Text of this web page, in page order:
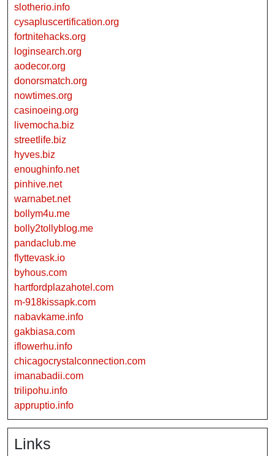
slotherio.info
cysapluscertification.org
fortnitehacks.org
loginsearch.org
aodecor.org
donorsmatch.org
nowtimes.org
casinoeing.org
livemocha.biz
streetlife.biz
hyves.biz
enoughinfo.net
pinhive.net
warnabet.net
bollym4u.me
bolly2tollyblog.me
pandaclub.me
flyttevask.io
byhous.com
hartfordplazahotel.com
m-918kissapk.com
nabavkame.info
gakbiasa.com
iflowerhu.info
chicagocrystalconnection.com
imanabadii.com
trilipohu.info
appruptio.info
Links